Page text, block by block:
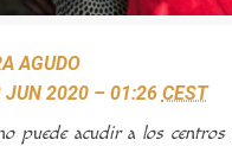
AGUDO
JUN 2020 – 01:26 CEST
puede acudir a los centros